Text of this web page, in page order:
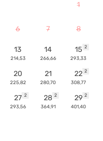
1
6 7 8
13
214,53
14
266,66
15
293,33
2
20
225,82
21
280,70
22
308,77
2
27
293,56
2 28
364,91
2 29
401,40
2